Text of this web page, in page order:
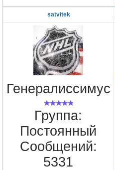
satvitek
Генералиссимус
Группа:
Постоянный
Сообщений:
5331